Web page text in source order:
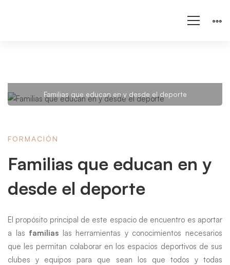
Familias
que
educan
en
y
Familias que educan en y desde el deporte
FORMACIÓN
Familias que educan en y
desde el deporte
El propósito principal de este espacio de encuentro es aportar
a las familias las herramientas y conocimientos necesarios
que les permitan colaborar en los espacios deportivos de sus
clubes y equipos para que sean los que todos y todas